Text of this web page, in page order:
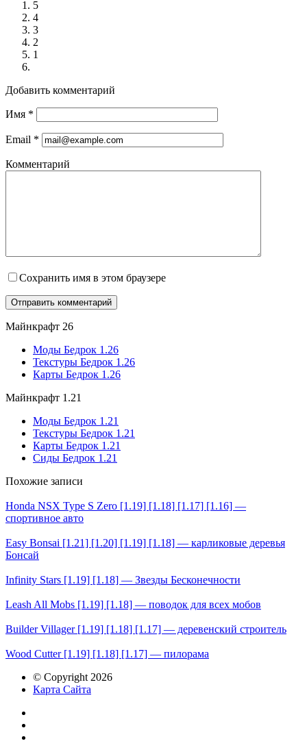
5
4
3
2
1
Добавить комментарий
Имя *
Email *
Комментарий
Сохранить имя в этом браузере
Майнкрафт 26
Моды Бедрок 1.26
Текстуры Бедрок 1.26
Карты Бедрок 1.26
Майнкрафт 1.21
Моды Бедрок 1.21
Текстуры Бедрок 1.21
Карты Бедрок 1.21
Сиды Бедрок 1.21
Похожие записи
Honda NSX Type S Zero [1.19] [1.18] [1.17] [1.16] —
спортивное авто
Easy Bonsai [1.21] [1.20] [1.19] [1.18] — карликовые деревья
Бонсай
Infinity Stars [1.19] [1.18] — Звезды Бесконечности
Leash All Mobs [1.19] [1.18] — поводок для всех мобов
Builder Villager [1.19] [1.18] [1.17] — деревенский строитель
Wood Cutter [1.19] [1.18] [1.17] — пилорама
© Copyright 2026
Карта Сайта